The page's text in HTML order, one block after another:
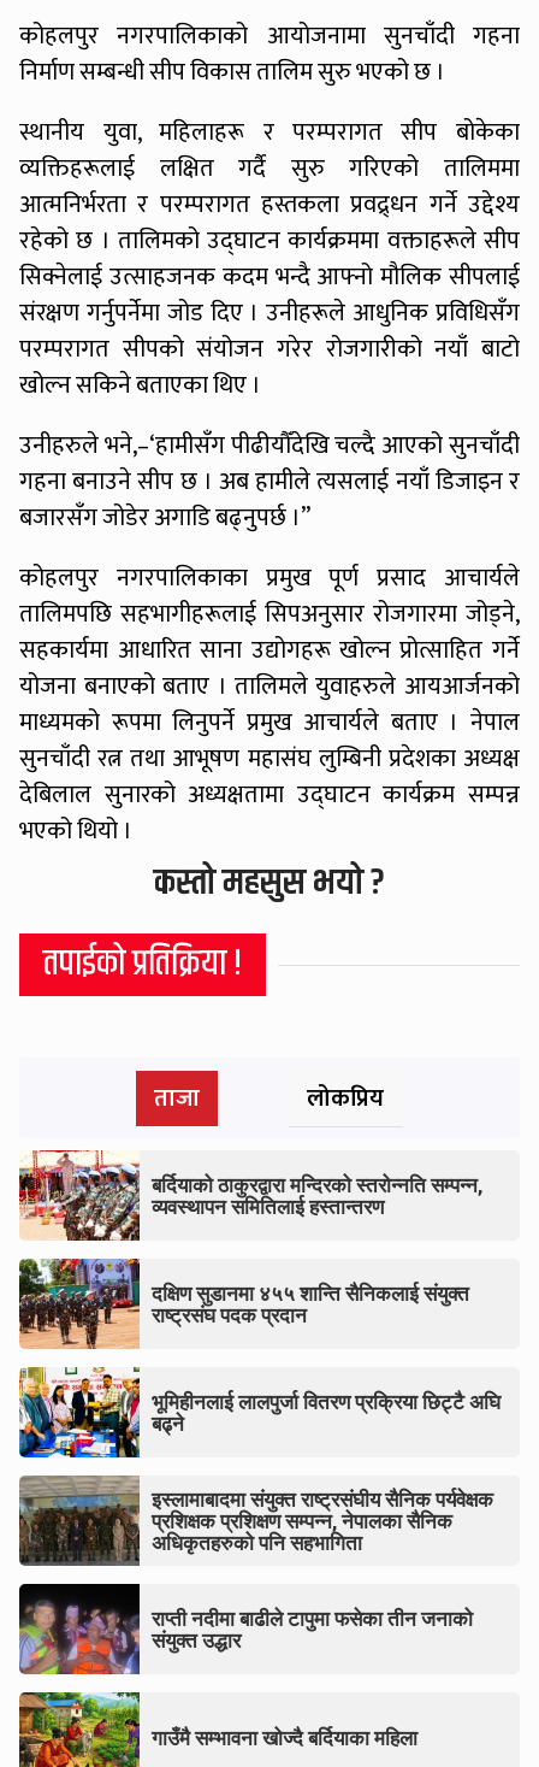
कोहलपुर नगरपालिकाको आयोजनामा सुनचाँदी गहना
निर्माण सम्बन्धी सीप विकास तालिम सुरु भएको छ ।
स्थानीय युवा, महिलाहरू र परम्परागत सीप बोकेका
व्यक्तिहरूलाई लक्षित गर्दै सुरु गरिएको तालिममा
आत्मनिर्भरता र परम्परागत हस्तकला प्रवद्र्धन गर्ने उद्देश्य
रहेको छ । तालिमको उद्घाटन कार्यक्रममा वक्ताहरूले सीप
सिक्नेलाई उत्साहजनक कदम भन्दै आफ्नो मौलिक सीपलाई
संरक्षण गर्नुपर्नेमा जोड दिए । उनीहरूले आधुनिक प्रविधिसँग
परम्परागत सीपको संयोजन गरेर रोजगारीको नयाँ बाटो
खोल्न सकिने बताएका थिए ।
उनीहरुले भने,–‘हामीसँग पीढीयौँदेखि चल्दै आएको सुनचाँदी
गहना बनाउने सीप छ । अब हामीले त्यसलाई नयाँ डिजाइन र
बजारसँग जोडेर अगाडि बढ्नुपर्छ ।”
कोहलपुर नगरपालिकाका प्रमुख पूर्ण प्रसाद आचार्यले
तालिमपछि सहभागीहरूलाई सिपअनुसार रोजगारमा जोड्ने,
सहकार्यमा आधारित साना उद्योगहरू खोल्न प्रोत्साहित गर्ने
योजना बनाएको बताए । तालिमले युवाहरुले आयआर्जनको
माध्यमको रूपमा लिनुपर्ने प्रमुख आचार्यले बताए । नेपाल
सुनचाँदी रत्न तथा आभूषण महासंघ लुम्बिनी प्रदेशका अध्यक्ष
देबिलाल सुनारको अध्यक्षतामा उद्घाटन कार्यक्रम सम्पन्न
भएको थियो ।
कस्तो महसुस भयो ?
तपाईको प्रतिक्रिया !
ताजा लोकप्रिय
बर्दियाको ठाकुरद्वारा मन्दिरको स्तरोन्नति सम्पन्न,
व्यवस्थापन समितिलाई हस्तान्तरण
दक्षिण सुडानमा ४५५ शान्ति सैनिकलाई संयुक्त
राष्ट्रसंघ पदक प्रदान
भूमिहीनलाई लालपुर्जा वितरण प्रक्रिया छिट्टै अघि
बढ्ने
इस्लामाबादमा संयुक्त राष्ट्रसंघीय सैनिक पर्यवेक्षक
प्रशिक्षक प्रशिक्षण सम्पन्न, नेपालका सैनिक
अधिकृतहरुको पनि सहभागिता
राप्ती नदीमा बाढीले टापुमा फसेका तीन जनाको
संयुक्त उद्धार
गाउँमै सम्भावना खोज्दै बर्दियाका महिला